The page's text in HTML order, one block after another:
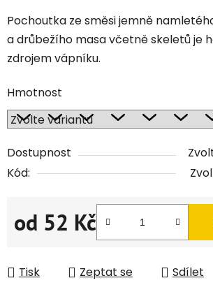
Pochoutka ze směsi jemně
a drůbežího masa včetně skeletů je
zdrojem vápníku.
Hmotnost
Dostupnost
Kód:
od 52 Kč
Tisk Zeptat se Sdílet